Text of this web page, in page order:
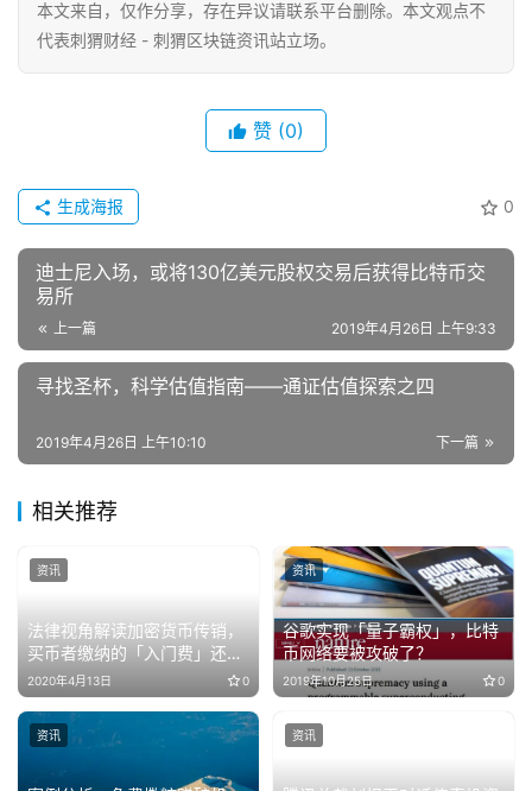
本文来自 ，仅作分享，存在异议请联系平台删除。本文观点不
代表刺猬财经 - 刺猬区块链资讯站立场。
赞 (0)
0
生成海报
迪士尼入场，或将130亿美元股权交易后获得比特币交
易所
上一篇 2019年4月26日 上午9:33
寻找圣杯，科学估值指南——通证估值探索之四
下一篇
2019年4月26日 上午10:10
相关推荐
法律视角解读加密货币传销，
买币者缴纳的「入门费」还能
追回吗？
2020年4月13日 0
资讯
谷歌实现「量子霸权」，比特
币网络要被攻破了？
2019年10月25日 0
资讯
资讯 资讯